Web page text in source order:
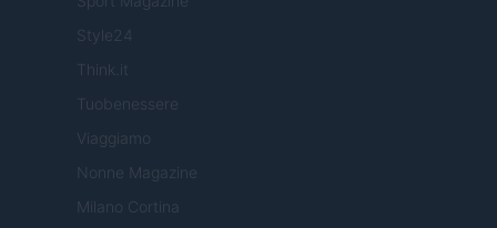
Style24
Think.it
Tuobenessere
Viaggiamo
Nonne Magazine
Milano Cortina